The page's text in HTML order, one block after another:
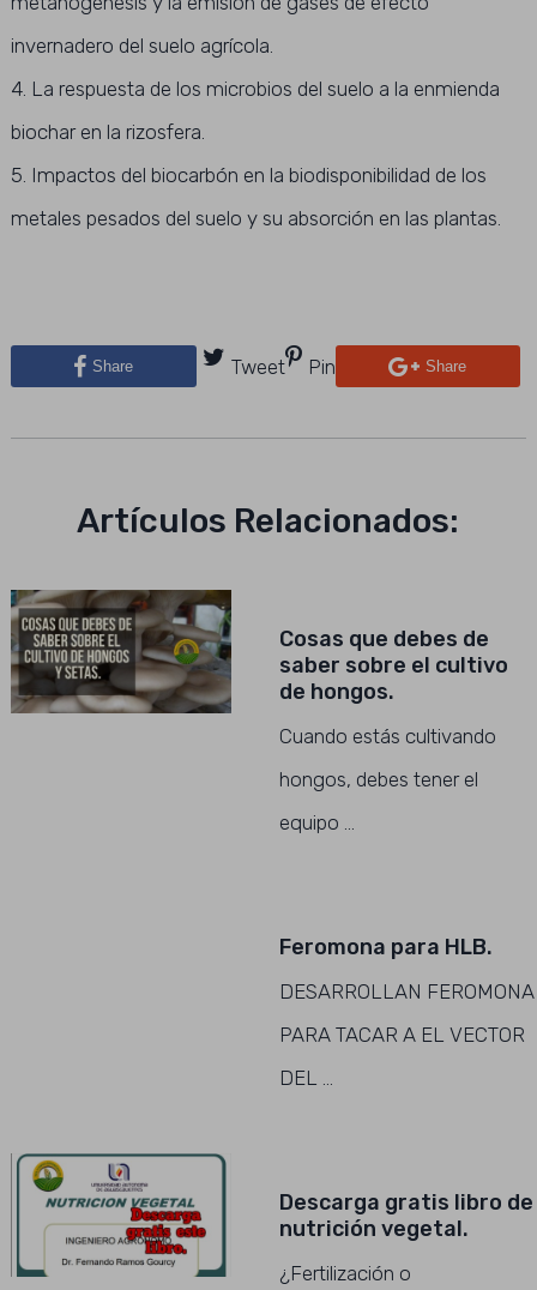
invernadero del suelo agrícola.
4. La respuesta de los microbios del suelo a la enmienda
biochar en la rizosfera.
5. Impactos del biocarbón en la biodisponibilidad de los
metales pesados ​​del suelo y su absorción en las plantas.
Share Tweet Pin Share
Artículos Relacionados:
Cosas que debes de
saber sobre el cultivo
de hongos.
Cuando estás cultivando
hongos, debes tener el
equipo …
Feromona para HLB.
DESARROLLAN FEROMONA
PARA TACAR A EL VECTOR
DEL …
Descarga gratis libro de
nutrición vegetal.
¿Fertilización o